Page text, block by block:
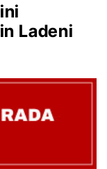
Ladeni